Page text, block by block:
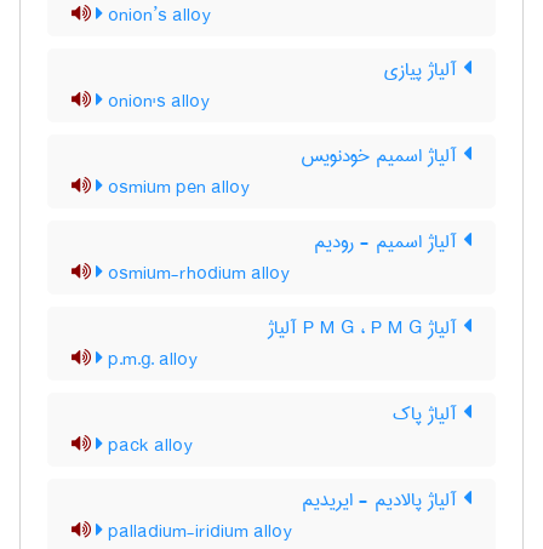
onion’s alloy
آلیاژ پیازی
onion's alloy
آلیاژ اسمیم خودنویس
osmium pen alloy
آلیاژ اسمیم - رودیم
osmium-rhodium alloy
آلیاژ P M G ، P M G آلیاژ
p.m.g. alloy
آلیاژ پاک
pack alloy
آلیاژ پالادیم - ایریدیم
palladium-iridium alloy